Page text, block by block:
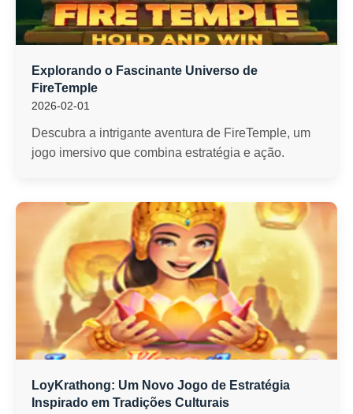
Explorando o Fascinante Universo de
FireTemple
2026-02-01
Descubra a intrigante aventura de FireTemple, um
jogo imersivo que combina estratégia e ação.
LoyKrathong: Um Novo Jogo de Estratégia
Inspirado em Tradições Culturais